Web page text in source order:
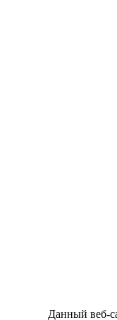
Данный веб-